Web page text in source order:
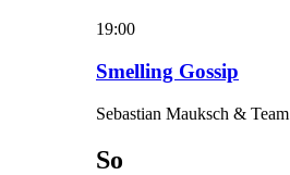
19:00
Smelling Gossip
Sebastian Mauksch & Team
So